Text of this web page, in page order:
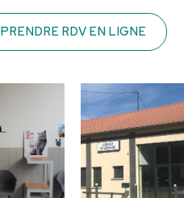
PRENDRE RDV EN LIGNE